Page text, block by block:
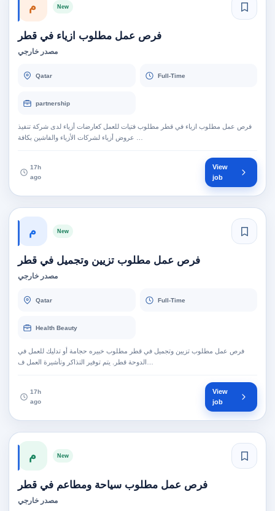
م New
فرص عمل مطلوب ازياء في قطر
مصدر خارجي
Qatar Full-Time
partnership
فرص عمل مطلوب ازياء في قطر مطلوب فتيات للعمل كعارضات أزياء لدى شركة تنفيذ
17h
ago
View
job
م New
فرص عمل مطلوب تزيين وتجميل في قطر
مصدر خارجي
Qatar Full-Time
Health Beauty
فرص عمل مطلوب تزيين وتجميل في قطر مطلوب خبيره حجامة أو تدليك للعمل في
17h
ago
View
job
م New
فرص عمل مطلوب سياحة ومطاعم في قطر
مصدر خارجي